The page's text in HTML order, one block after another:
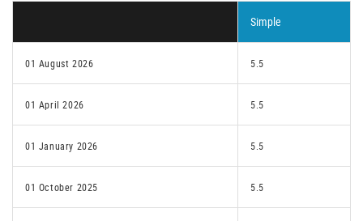
Simple
01 August 2026 5.5
01 April 2026 5.5
01 January 2026 5.5
01 October 2025 5.5